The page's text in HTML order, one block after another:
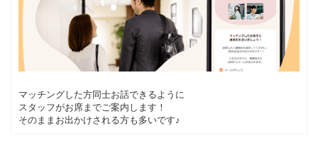
マッチングした方同士お話できるように
スタッフがお席までご案内します！
そのままお出かけされる方も多いです♪